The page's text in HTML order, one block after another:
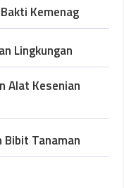
Kemenag
Lingkungan
Alat Kesenian
Bibit Tanaman